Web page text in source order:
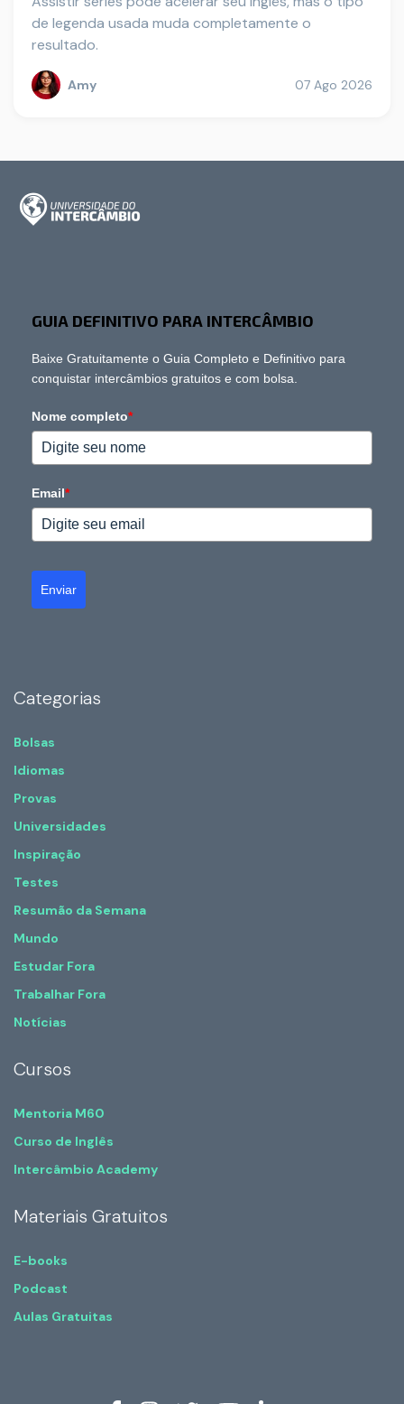
de legenda usada muda completamente o
resultado.
Amy 07 Ago 2026
GUIA DEFINITIVO PARA INTERCÂMBIO
Baixe Gratuitamente o Guia Completo e Definitivo para
conquistar intercâmbios gratuitos e com bolsa.
Nome completo*
Email*
Enviar
Categorias
Bolsas
Idiomas
Provas
Universidades
Inspiração
Testes
Resumão da Semana
Mundo
Estudar Fora
Trabalhar Fora
Notícias
Cursos
Mentoria M60
Curso de Inglês
Intercâmbio Academy
Materiais Gratuitos
E-books
Podcast
Aulas Gratuitas